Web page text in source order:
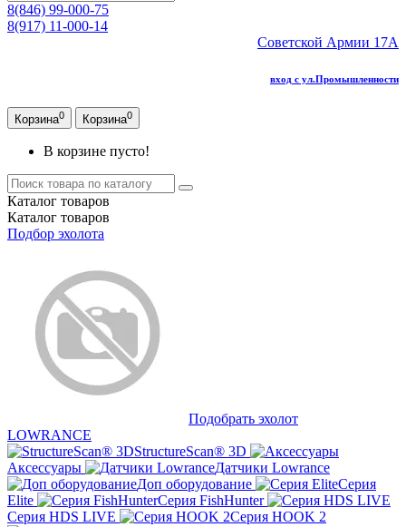
8(846) 99-000-75
8(917) 11-000-14
Советской Армии 17А
вход с ул.Промышленности
Корзина0 Корзина0
В корзине пусто!
Каталог товаров
Каталог товаров
Подбор эхолота
Подобрать эхолот
LOWRANCE
StructureScan® 3D
Аксессуары
Датчики Lowrance
Доп оборудование
Серия
Elite
Серия FishHunter
Серия HDS LIVE
Серия HOOK 2